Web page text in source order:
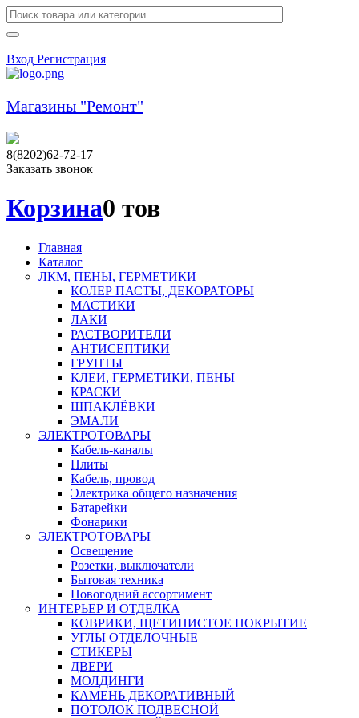
Вход Регистрация
Магазины "Ремонт"
8(8202)62-72-17
Заказать звонок
Корзина0 тов
Главная
Каталог
ЛКМ, ПЕНЫ, ГЕРМЕТИКИ
КОЛЕР ПАСТЫ, ДЕКОРАТОРЫ
МАСТИКИ
ЛАКИ
РАСТВОРИТЕЛИ
АНТИСЕПТИКИ
ГРУНТЫ
КЛЕИ, ГЕРМЕТИКИ, ПЕНЫ
КРАСКИ
ШПАКЛЁВКИ
ЭМАЛИ
ЭЛЕКТРОТОВАРЫ
Кабель-каналы
Плиты
Кабель, провод
Электрика общего назначения
Батарейки
Фонарики
ЭЛЕКТРОТОВАРЫ
Освещение
Розетки, выключатели
Бытовая техника
Новогодний ассортимент
ИНТЕРЬЕР И ОТДЕЛКА
КОВРИКИ, ЩЕТИНИСТОЕ ПОКРЫТИЕ
УГЛЫ ОТДЕЛОЧНЫЕ
СТИКЕРЫ
ДВЕРИ
МОЛДИНГИ
КАМЕНЬ ДЕКОРАТИВНЫЙ
ПОТОЛОК ПОДВЕСНОЙ